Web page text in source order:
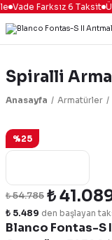
Vade Farksız 6 Taksit
Spiralli
Anasayfa Armatürler
%25
Blanco Fontas-S
₺ 54.785 ₺
₺ 5.489 den başlayan